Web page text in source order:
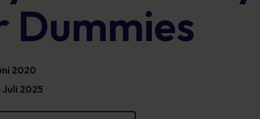
verringern und Ihren Ruf zu
Sie kennen
Plakate
Fesselndes Bildmaterial, das jeden
Verhalten fördert.
Dummies
2020
2025